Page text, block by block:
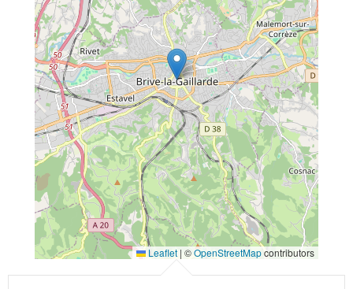
Leaflet | ©OpenStreetMapcontributors